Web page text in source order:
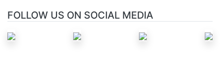
FOLLOW US ON SOCIAL MEDIA